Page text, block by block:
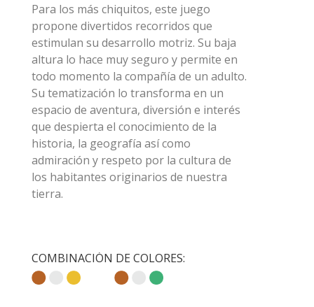
Para los más chiquitos, este juego
propone divertidos recorridos que
estimulan su desarrollo motriz. Su baja
altura lo hace muy seguro y permite en
todo momento la compañía de un adulto.
Su tematización lo transforma en un
espacio de aventura, diversión e interés
que despierta el conocimiento de la
historia, la geografía así como
admiración y respeto por la cultura de
los habitantes originarios de nuestra
tierra.
COMBINACIÓN DE COLORES: